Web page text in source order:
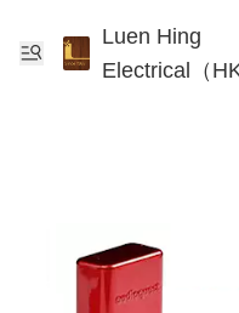
Luen Hing
Electrical（